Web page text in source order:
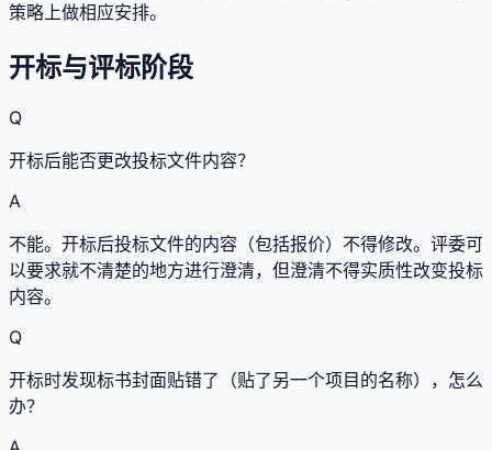
策略上做相应安排。
开标与评标阶段
Q
开标后能否更改投标文件内容？
A
不能。开标后投标文件的内容（包括报价）不得修改。评委可
以要求就不清楚的地方进行澄清，但澄清不得实质性改变投标
内容。
Q
开标时发现标书封面贴错了（贴了另一个项目的名称），怎么
办？